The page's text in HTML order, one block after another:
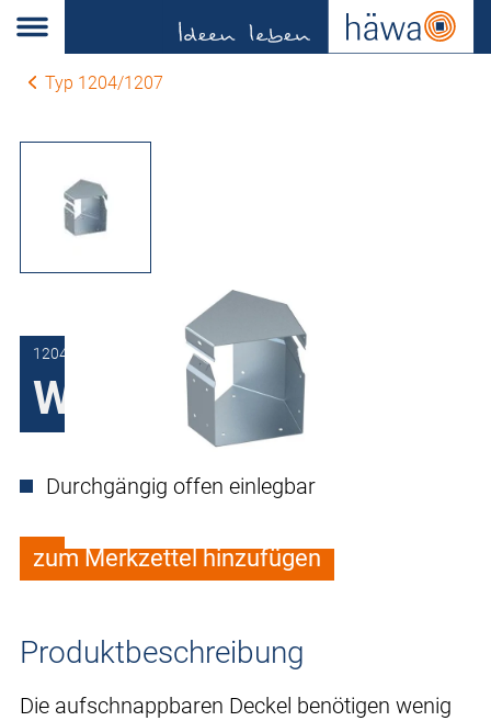
Typ 1204/1207
1204-0315-13-00
Winkelstück
Durchgängig offen einlegbar
zum Merkzettel hinzufügen
Produktbeschreibung
Die aufschnappbaren Deckel benötigen wenig